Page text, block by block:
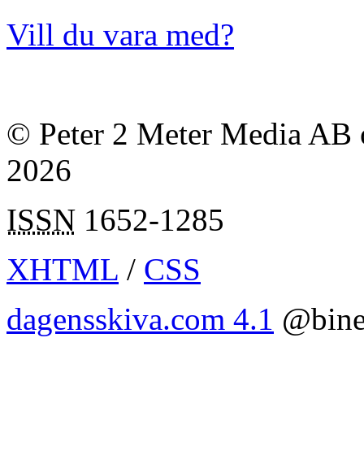
Vill du vara med?
© Peter 2 Meter Media AB
2026
ISSN 1652-1285
XHTML / CSS
dagensskiva.com 4.1